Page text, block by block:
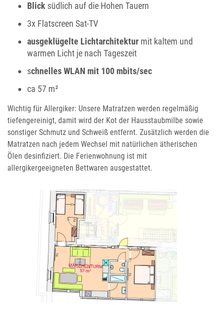
Blick südlich auf die Hohen Tauern
3x Flatscreen Sat-TV
ausgeklügelte Lichtarchitektur mit kaltem und
warmen Licht je nach Tageszeit
schnelles WLAN mit 100 mbits/sec
ca 57 m²
Wichtig für Allergiker: Unsere Matratzen werden regelmäßig
tiefengereinigt, damit wird der Kot der Hausstaubmilbe sowie
sonstiger Schmutz und Schweiß entfernt. Zusätzlich werden die
Matratzen nach jedem Wechsel mit natürlichen ätherischen
Ölen desinfiziert. Die Ferienwohnung ist mit
allergikergeeigneten Bettwaren ausgestattet.